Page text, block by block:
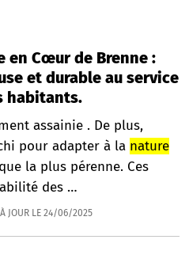
en Cœur de Brenne :
et durable au service
habitants.
assainie . De plus,
pour adapter à la nature
la plus pérenne. Ces
des …
JOUR LE 24/06/2025